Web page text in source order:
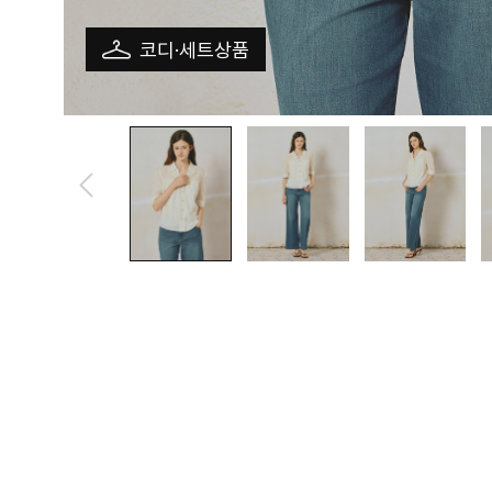
코디·세트상품